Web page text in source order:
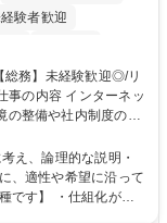
験者歓迎
土日祝休み 服装自由
の整備や社内制度の検
に会社の生産性向上
スや維持管理に加え、
を巻き込み課題解決
え、論理的な説明・
、適性や希望に沿って